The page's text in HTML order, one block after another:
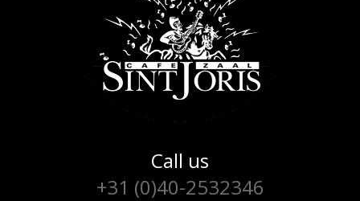
Call us
+31 (0)40-2532346